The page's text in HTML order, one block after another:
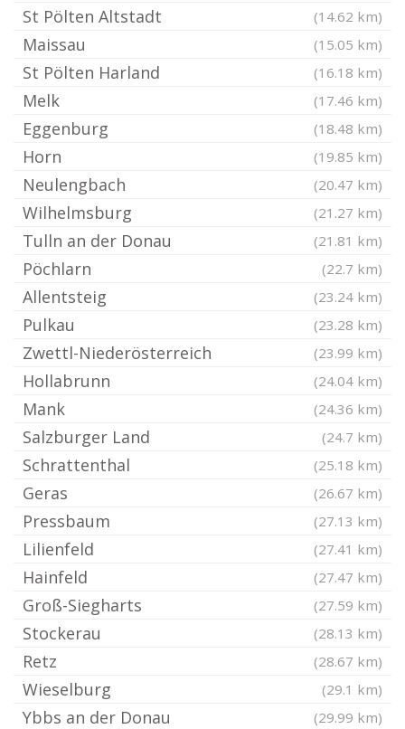
St Pölten Altstadt (14.62 km)
Maissau (15.05 km)
St Pölten Harland (16.18 km)
Melk (17.46 km)
Eggenburg (18.48 km)
Horn (19.85 km)
Neulengbach (20.47 km)
Wilhelmsburg (21.27 km)
Tulln an der Donau (21.81 km)
Pöchlarn (22.7 km)
Allentsteig (23.24 km)
Pulkau (23.28 km)
Zwettl-Niederösterreich (23.99 km)
Hollabrunn (24.04 km)
Mank (24.36 km)
Salzburger Land (24.7 km)
Schrattenthal (25.18 km)
Geras (26.67 km)
Pressbaum (27.13 km)
Lilienfeld (27.41 km)
Hainfeld (27.47 km)
Groß-Siegharts (27.59 km)
Stockerau (28.13 km)
Retz (28.67 km)
Wieselburg (29.1 km)
Ybbs an der Donau (29.99 km)